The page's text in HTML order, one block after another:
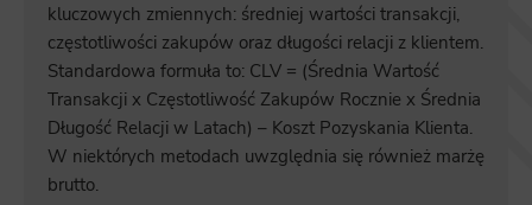
kluczowych zmiennych: średniej wartości transakcji,
częstotliwości zakupów oraz długości relacji z klientem.
Standardowa formuła to: CLV = (Średnia Wartość
Transakcji x Częstotliwość Zakupów Rocznie x Średnia
Długość Relacji w Latach) – Koszt Pozyskania Klienta.
W niektórych metodach uwzględnia się również marżę
brutto.